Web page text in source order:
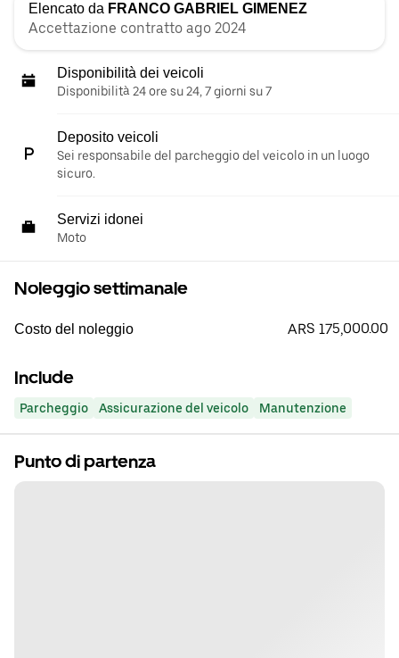
Elencato da FRANCO GABRIEL GIMENEZ
Accettazione contratto ago 2024
Disponibilità dei veicoli
Disponibilità 24 ore su 24, 7 giorni su 7
Deposito veicoli
Sei responsabile del parcheggio del veicolo in un luogo
sicuro.
Servizi idonei
Moto
Noleggio settimanale
Costo del noleggio ARS 175,000.00
Include
Parcheggio Assicurazione del veicolo Manutenzione
Punto di partenza